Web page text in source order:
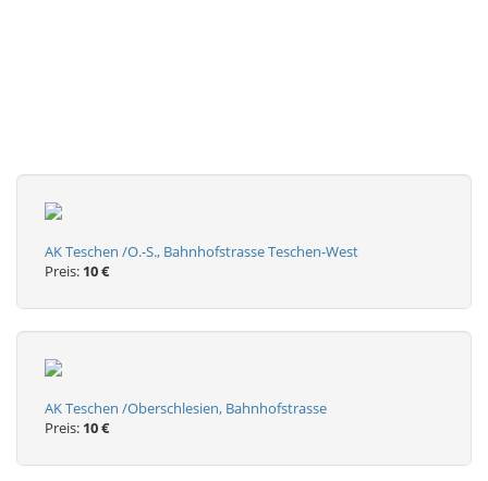
AK Teschen /O.-S., Bahnhofstrasse Teschen-West
Preis: 10 €
AK Teschen /Oberschlesien, Bahnhofstrasse
Preis: 10 €